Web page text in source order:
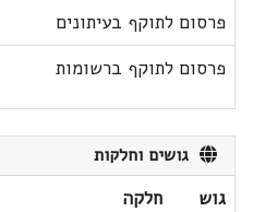
פרסום לתוקף בעיתונים
פרסום לתוקף ברשומות
גושים וחלקות
גוש
חלקה